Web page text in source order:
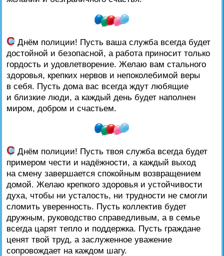
СДнём полиции! Пусть ваша служба всегда будет
достойной и безопасной, а работа приносит только
гордость и удовлетворение. Желаю вам стального
здоровья, крепких нервов и непоколебимой веры
в себя. Пусть дома вас всегда ждут любящие
и близкие люди, а каждый день будет наполнен
миром, добром и счастьем.
СДнём полиции! Пусть твоя служба всегда будет
примером чести и надёжности, а каждый выход
на смену завершается спокойным возвращением
домой. Желаю крепкого здоровья и устойчивости
духа, чтобы ни усталость, ни трудности не смогли
сломить уверенность. Пусть коллектив будет
дружным, руководство справедливым, а в семье
всегда царят тепло и поддержка. Пусть граждане
ценят твой труд, а заслуженное уважение
сопровождает на каждом шагу.